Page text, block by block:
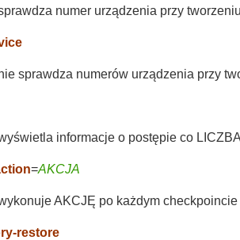
numer urządzenia przy
sprawdza numerów urządzenia przy
informacje o postępie co
=AKCJA
AKCJĘ po każdym checkpoincie
restore